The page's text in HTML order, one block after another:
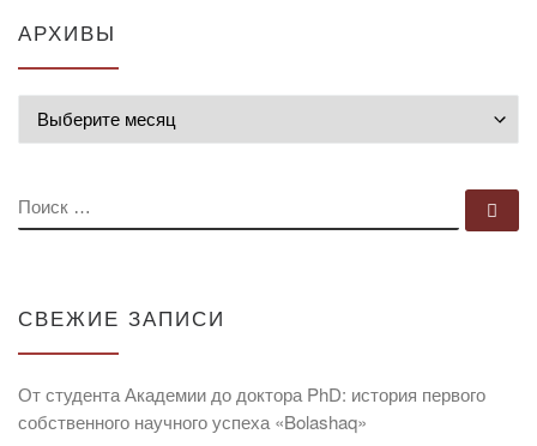
АРХИВЫ
ПОИСК
СВЕЖИЕ ЗАПИСИ
От студента Академии до доктора PhD: история первого
собственного научного успеха «Bolashaq»